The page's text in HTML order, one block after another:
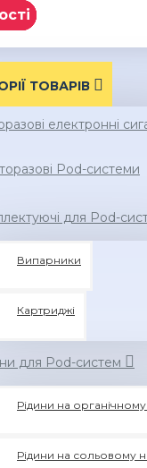
ТОВАРIВ
електронні
Pod-системи
для Pod-
Випарники
Картриджі
для Pod-систем
Рідини на органічному
Рідини на сольовому